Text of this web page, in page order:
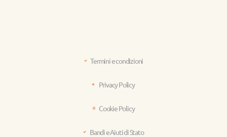
Termini e condizioni
Privacy Policy
Cookie Policy
Bandi e Aiuti di Stato